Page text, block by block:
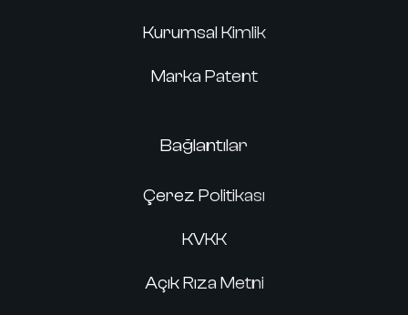
Kurumsal Kimlik
Marka Patent
Bağlantılar
Çerez Politikası
KVKK
Açık Rıza Metni